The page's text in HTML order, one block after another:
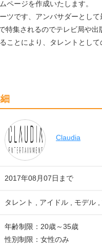
ページを作成いたします。
ツです、アンバサダーとして
集されるのでテレビ局や出
ことにより、タレントとして
Claudia
2017年08月07日まで
タレント , アイドル , モデル
年齢制限：20歳～35歳
性別制限：女性のみ